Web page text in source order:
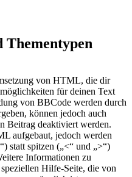
von HTML, die dir
für deinen Text
von BBCode werden durch
können jedoch auch
Beitrag deaktiviert werden.
aufgebaut, jedoch werden
statt spitzen („<“ und „>“)
Informationen zu
Hilfe-Seite, die von